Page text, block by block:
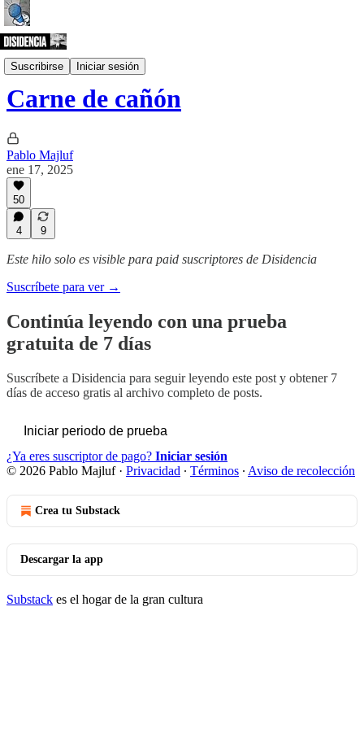
Suscribirse Iniciar sesión
Columna
Carne de cañón
Pablo Majluf
ene 17, 2025
50
4 9
Este hilo solo es visible para paid suscriptores de Disidencia
Suscríbete para ver →
Continúa leyendo con una prueba
gratuita de 7 días
Suscríbete a Disidencia para seguir leyendo este post y obtener 7
días de acceso gratis al archivo completo de posts.
Iniciar periodo de prueba
¿Ya eres suscriptor de pago? Iniciar sesión
© 2026 Pablo Majluf· Privacidad ∙ Términos ∙ Aviso de recolección
Crea tu Substack
Descargar la app
Substack es el hogar de la gran cultura